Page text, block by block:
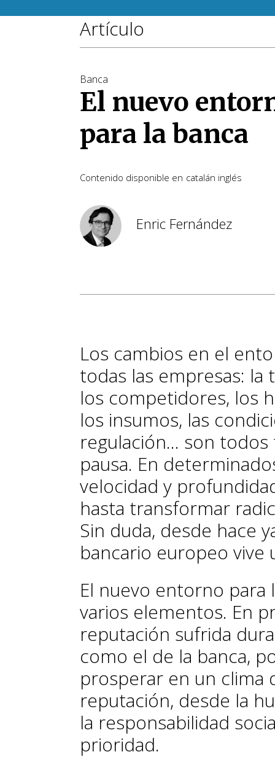
Artículo
Banca
El nuevo
para la banca
Contenido disponible en catalán inglés
Enric Fernández
Los cambios en el
todas las empresas: la
los competidores, los
los insumos, las
regulación... son
pausa. En
velocidad y
hasta transformar
Sin duda, desde hace
bancario europeo
El nuevo entorno para
varios elementos. En
reputación sufrida
como el de la banca,
prosperar en un clima
reputación, desde la
la responsabilidad
prioridad.